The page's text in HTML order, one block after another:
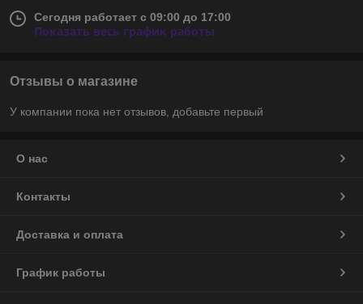
Сегодня работает с 09:00 до 17:00
Показать весь график работы
Отзывы о магазине
У компании пока нет отзывов, добавьте первый
О нас
Контакты
Доставка и оплата
График работы